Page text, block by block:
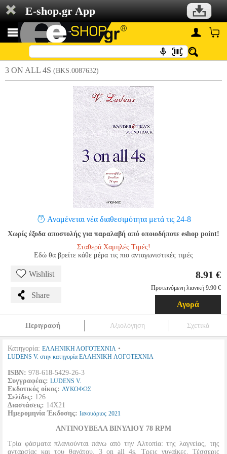
E-shop.gr App
3 ON ALL 4S (BKS.0087632)
Αναμένεται νέα διαθεσιμότητα μετά τις 24-8
Χωρίς έξοδα αποστολής για παραλαβή από οποιοδήποτε eshop point!
Σταθερά Χαμηλές Τιμές!
Εδώ θα βρείτε κάθε μέρα τις πιο ανταγωνιστικές τιμές
Wishlist
Share
8.91 €
Προτεινόμενη λιανική 9.90 €
Αγορά
Περιγραφή Αξιολόγηση Σχετικά
Κατηγορία: ΕΛΛΗΝΙΚΗ ΛΟΓΟΤΕΧΝΙΑ •
LUDENS V. στην κατηγορία ΕΛΛΗΝΙΚΗ ΛΟΓΟΤΕΧΝΙΑ
ISBN: 978-618-5429-26-3
Συγγραφέας: LUDENS V.
Εκδοτικός οίκος: ΛΥΚΟΦΩΣ
Σελίδες: 126
Διαστάσεις: 14Χ21
Ημερομηνία Έκδοσης: Ιανουάριος 2021
ΑΝΤΙΝΟΥΒΕΛΑ ΒΙΝΥΛΙΟΥ 78 RPM
Τρία φάσματα πλανιούνται πάνω από την Αλτοπία: της λαγνείας, της
ανταρσίας και του θανάτου. 3 on all 4s. Τρεις γυναίκες. Τέσσερις